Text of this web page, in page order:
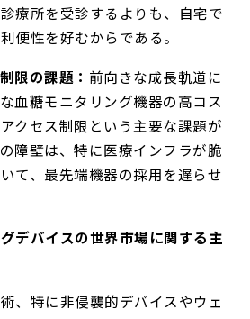
療所を受診するよりも、自宅で
便性を好むからである。
限の課題： 前向きな成長軌道に
血糖モニタリング機器の高コス
クセス制限という主要な課題が
障壁は、特に医療インフラが脆
て、最先端機器の採用を遅らせ
デバイスの世界市場に関する主
、特に非侵襲的デバイスやウェ